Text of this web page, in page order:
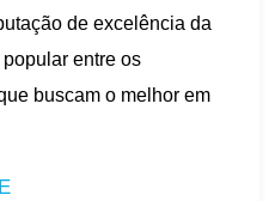
de excelência da
entre os
buscam o melhor em